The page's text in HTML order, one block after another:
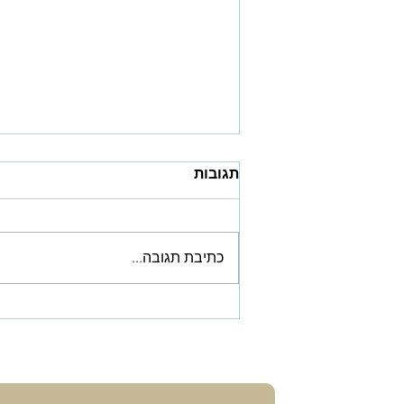
מפחד לעצמאות
תגובות
כתיבת תגובה...